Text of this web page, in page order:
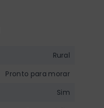
Rural
Pronto para morar
Sim